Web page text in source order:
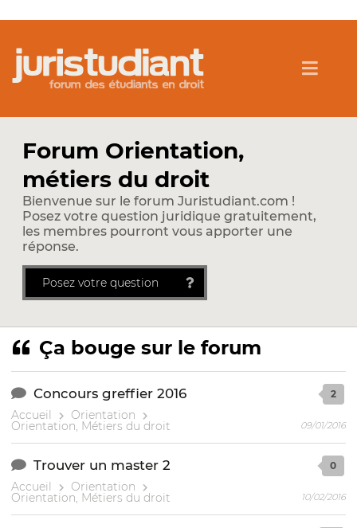
Forum Orientation,
métiers du droit
Bienvenue sur le forum Juristudiant.com !
Posez votre question juridique gratuitement,
les membres pourront vous apporter une
réponse.
Posez votre question
Ça bouge sur le forum
Concours greffier 2016
Accueil Orientation
Orientation, Métiers du droit
2
09/01/2016
Trouver un master 2
Accueil Orientation
Orientation, Métiers du droit
0
10/02/2016